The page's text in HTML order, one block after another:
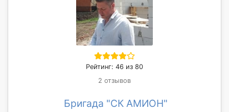
Рейтинг: 46 из 80
2 отзывов
Бригада "СК АМИОН"